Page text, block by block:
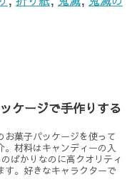
ケージで手作りする
菓子パッケージを使って
。材料はキャンディーの入
ばかりなのに高クオリティ
す。好きなキャラクターで